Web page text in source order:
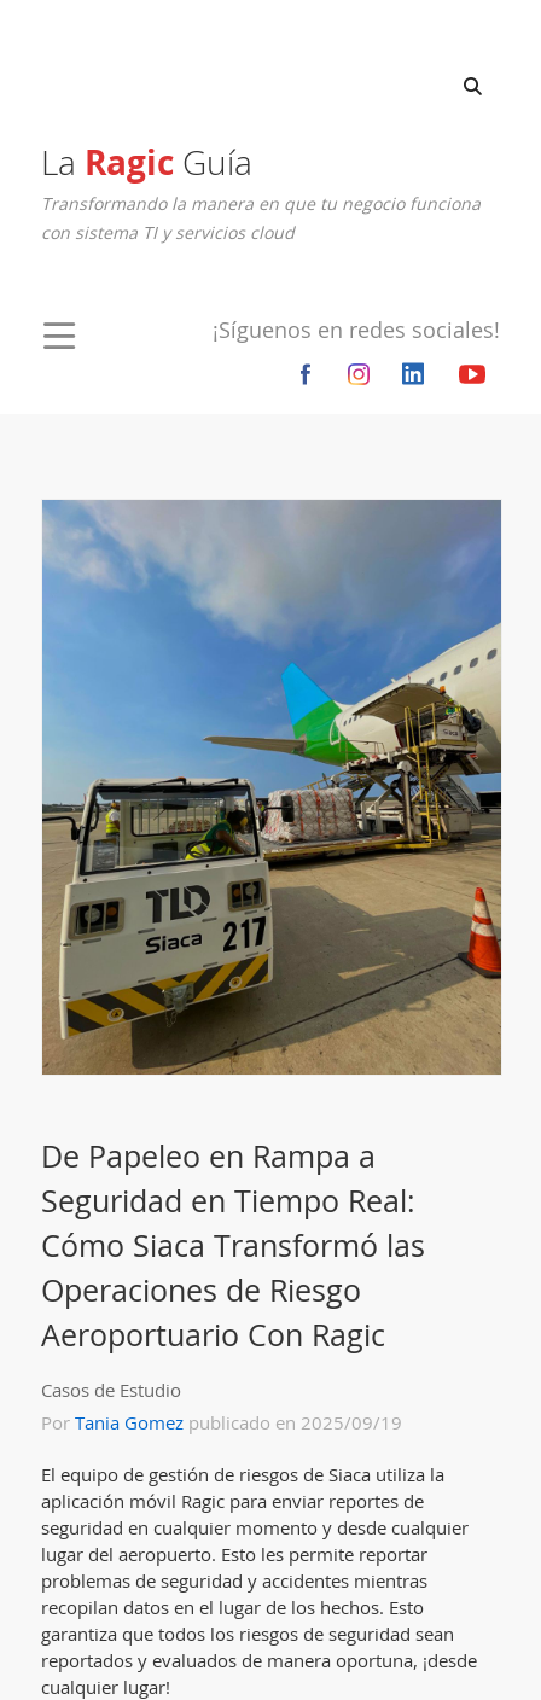
La RagicGuía
Transformando la manera en que tu negocio funciona
con sistema TI y servicios cloud
¡Síguenos en redes sociales!
De Papeleo en Rampa a
Seguridad en Tiempo Real:
Cómo Siaca Transformó las
Operaciones de Riesgo
Aeroportuario Con Ragic
Casos de Estudio
Por Tania Gomezpublicado en 2025/09/19
El equipo de gestión de riesgos de Siaca utiliza la
aplicación móvil Ragic para enviar reportes de
seguridad en cualquier momento y desde cualquier
lugar del aeropuerto. Esto les permite reportar
problemas de seguridad y accidentes mientras
recopilan datos en el lugar de los hechos. Esto
garantiza que todos los riesgos de seguridad sean
reportados y evaluados de manera oportuna, ¡desde
cualquier lugar!